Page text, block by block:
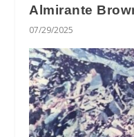
Almirante
07/29/2025